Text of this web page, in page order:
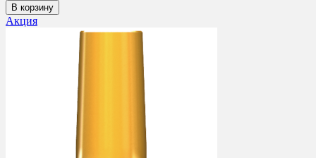
В корзину
Акция